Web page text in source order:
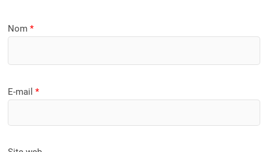
Nom*
E-mail*